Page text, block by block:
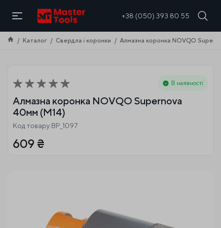
+38 (050) 393 80 55
UA
Каталог Свердла і коронки Алмазна коронка NOVQO
В наявності
Алмазна коронка NOVQO Supernova
40мм (М14)
Код товару:BP_1097
609 ₴